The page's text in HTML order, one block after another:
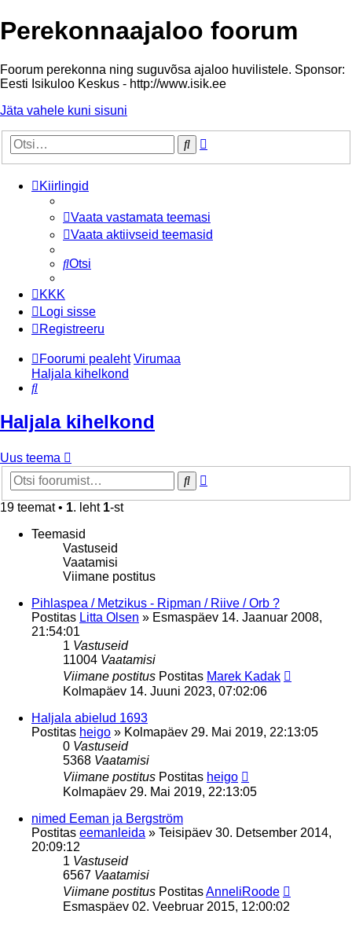
Perekonnaajaloo foorum
Foorum perekonna ning suguvõsa ajaloo huvilistele. Sponsor:
Eesti Isikuloo Keskus - http://www.isik.ee
Jäta vahele kuni sisuni
Otsi
Kiirlingid
Vaata vastamata teemasi
Vaata aktiivseid teemasid
Otsi
KKK
Logi sisse
Registreeru
Foorumi pealeht Virumaa
Haljala kihelkond
Otsi
Haljala kihelkond
Uus teema
Otsi
19 teemat • 1. leht 1-st
Teemasid
Vastuseid
Vaatamisi
Viimane postitus
Pihlaspea / Metzikus - Ripman / Riive / Orb ?
Postitas Litta Olsen » Esmaspäev 14. Jaanuar 2008,
21:54:01
1 Vastuseid
11004 Vaatamisi
Viimane postitus Postitas Marek Kadak
Kolmapäev 14. Juuni 2023, 07:02:06
Haljala abielud 1693
Postitas heigo » Kolmapäev 29. Mai 2019, 22:13:05
0 Vastuseid
5368 Vaatamisi
Viimane postitus Postitas heigo
Kolmapäev 29. Mai 2019, 22:13:05
nimed Eeman ja Bergström
Postitas eemanleida » Teisipäev 30. Detsember 2014,
20:09:12
1 Vastuseid
6567 Vaatamisi
Viimane postitus PostitasAnneliRoode
Esmaspäev 02. Veebruar 2015, 12:00:02